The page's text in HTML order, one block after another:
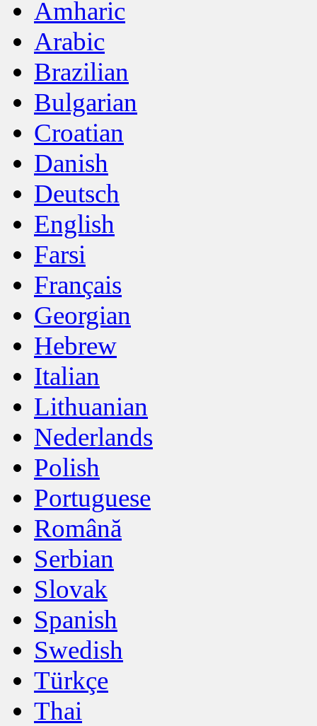
Amharic
Arabic
Brazilian
Bulgarian
Croatian
Danish
Deutsch
English
Farsi
Français
Georgian
Hebrew
Italian
Lithuanian
Nederlands
Polish
Portuguese
Română
Serbian
Slovak
Spanish
Swedish
Türkçe
Thai